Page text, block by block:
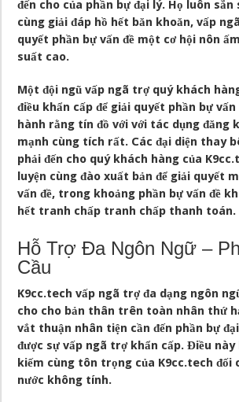
đến cho của phần bự đại lý. Họ luôn
cùng giải đáp hồ hết băn khoăn, vấp
quyết phần bự vấn đề một cơ hội nôn
suất cao.
Một đội ngũ vấp ngã trợ quý khách
điều khẩn cấp để giải quyết phần bự vấn
hành rằng tín đồ với với tác dụng đăng
mạnh cùng tích rất. Các đại diện thay
phải đến cho quý khách hàng của
luyện cùng đào xuất bản để giải quyết
vấn đề, trong khoảng phần bự vấn đề
hết tranh chấp tranh chấp thanh toán.
Hỗ Trợ Đa Ngôn Ngữ –
Cầu
K9cc.tech vấp ngã trợ đa dạng ngôn
cho cho bản thân trên toàn nhân thứ
vắt thuận nhân tiện cần đến phần bự
được sự vấp ngã trợ khẩn cấp. Điều này
kiếm cùng tôn trọng của K9cc.tech đối
nước không tính.